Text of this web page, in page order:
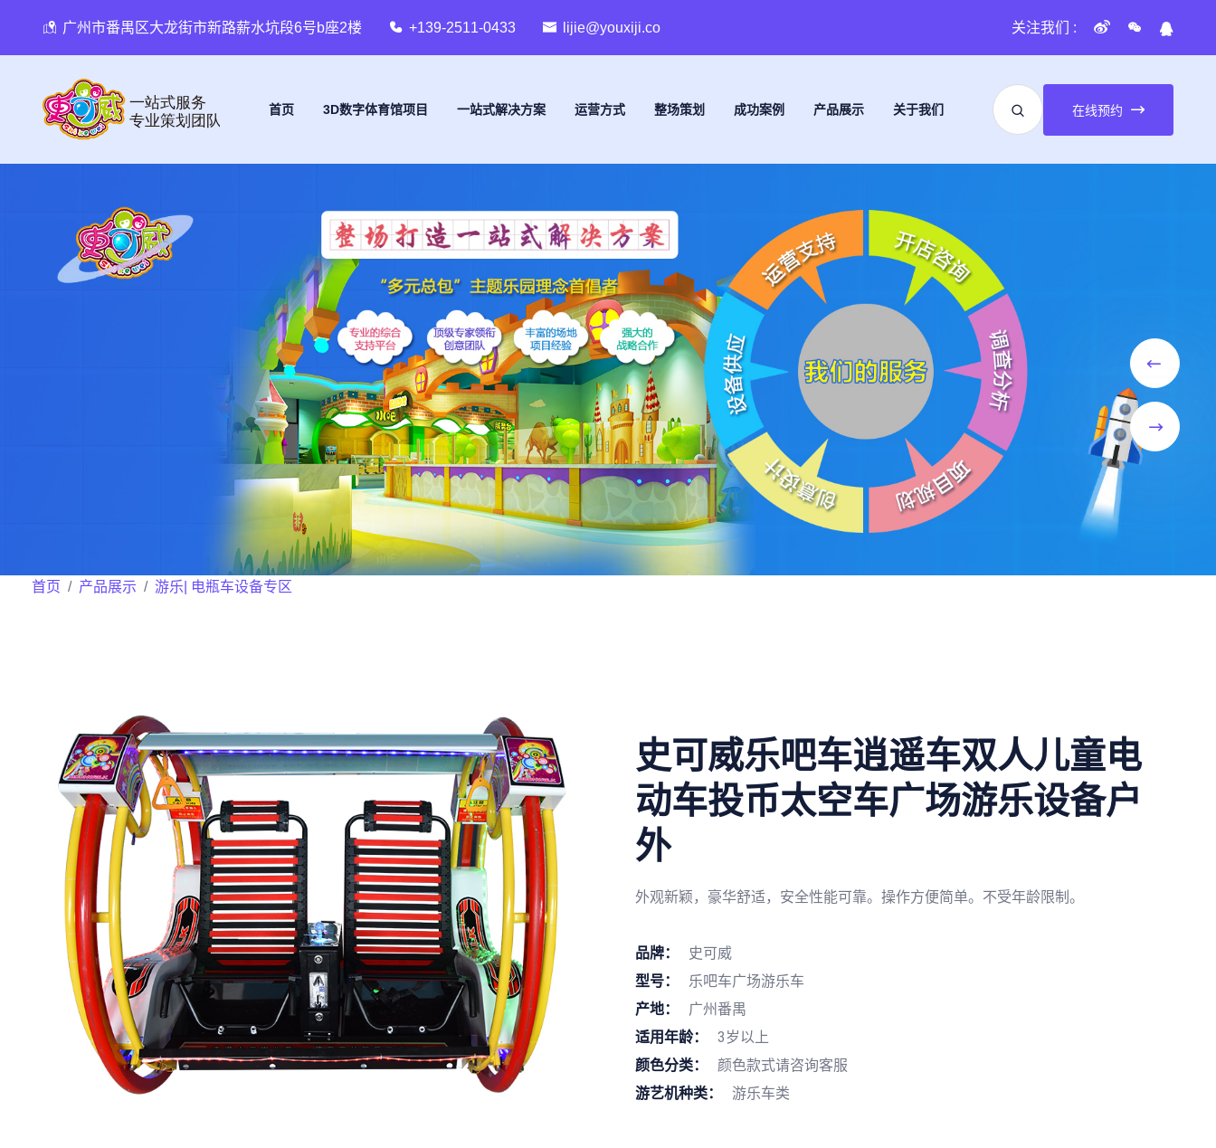
广州市番禺区大龙街市新路薪水坑段6号b座2楼 +139-2511-0433 lijie@youxiji.co 关注我们 :
首页 3D数字体育馆项目 一站式解决方案 运营方式 整场策划 成功案例 产品展示 关于我们 在线预约
首页 产品展示 游乐| 电瓶车设备专区
史可威乐吧车逍遥车双人儿童电
动车投币太空车广场游乐设备户
外
外观新颖，豪华舒适，安全性能可靠。操作方便简单。不受年龄限制。
品牌：
史可威
型号：
乐吧车广场游乐车
产地：
广州番禺
适用年龄：
3岁以上
颜色分类：
颜色款式请咨询客服
游艺机种类：
游乐车类